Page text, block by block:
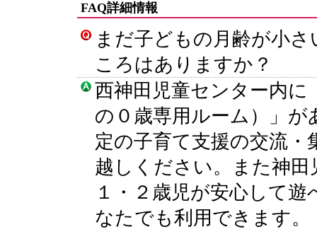
FAQ詳細情報
まだ子どもの月齢が小
ころはありますか？
西神田児童センター内
の０歳専用ルーム）」
定の子育て支援の交流
越しください。また神田
１・２歳児が安心して
なたでも利用できます。